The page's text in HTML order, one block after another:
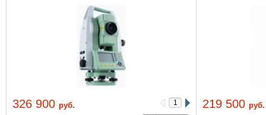
326 900 руб. 219 500 руб.